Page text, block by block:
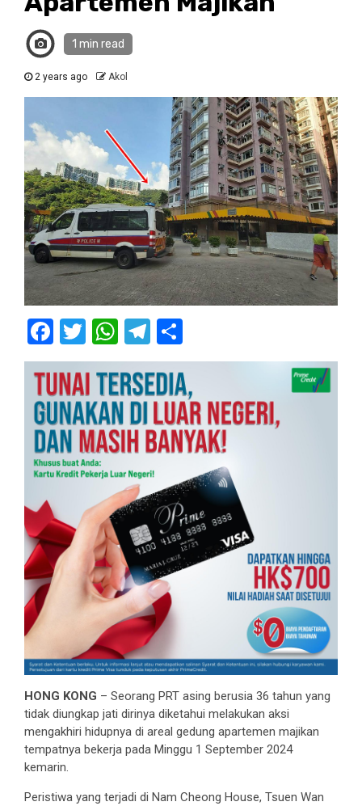
1 min read
2 years ago Akol
Facebook
Twitter
WhatsApp
Telegram
HONG KONG – Seorang PRT asing berusia 36 tahun yang
tidak diungkap jati dirinya diketahui melakukan aksi
mengakhiri hidupnya di areal gedung apartemen majikan
tempatnya bekerja pada Minggu 1 September 2024
kemarin.
Peristiwa yang terjadi di Nam Cheong House, Tsuen Wan